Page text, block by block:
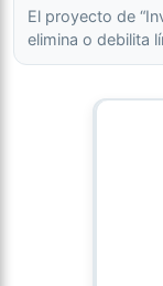
El proyecto de
elimina o debilita